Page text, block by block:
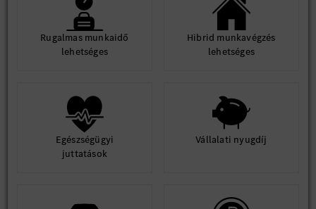
Rugalmas munkaidő
lehetséges
Hibrid munkavégzés
lehetséges
Egészségügyi
juttatások
Vállalati nyugdíj